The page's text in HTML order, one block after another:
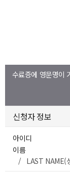
수료증에 영문명이
신청자 정보
아이디
이름
/ LAST NAME(